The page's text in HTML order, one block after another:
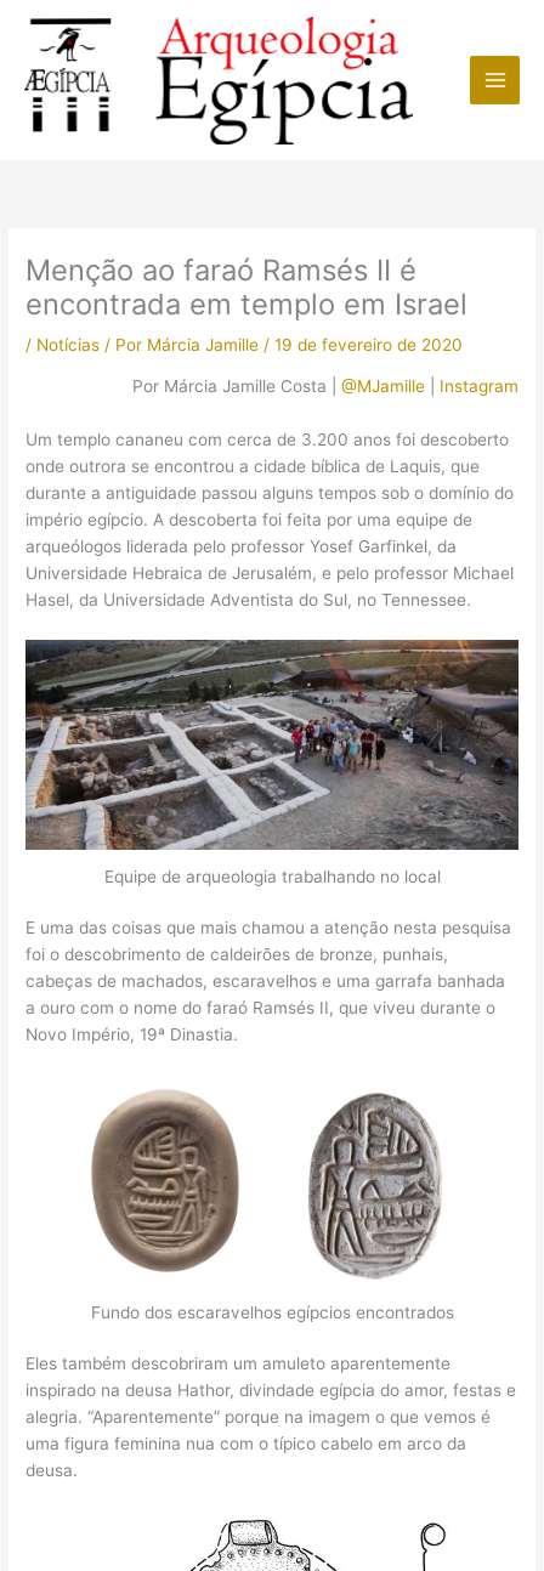
conteúdo
Menção ao faraó Ramsés II é
encontrada em templo em Israel
/ Notícias / Por Márcia Jamille /19 de fevereiro de 2020
Por Márcia Jamille Costa | @MJamille| Instagram
Um templo cananeu com cerca de 3.200 anos foi descoberto
onde outrora se encontrou a cidade bíblica de Laquis, que
durante a antiguidade passou alguns tempos sob o domínio do
império egípcio. A descoberta foi feita por uma equipe de
arqueólogos liderada pelo professor Yosef Garfinkel, da
Universidade Hebraica de Jerusalém, e pelo professor Michael
Hasel, da Universidade Adventista do Sul, no Tennessee.
Equipe de arqueologia trabalhando no local
E uma das coisas que mais chamou a atenção nesta pesquisa
foi o descobrimento de caldeirões de bronze, punhais,
cabeças de machados, escaravelhos e uma garrafa banhada
a ouro com o nome do faraó Ramsés II, que viveu durante o
Novo Império, 19ª Dinastia.
Fundo dos escaravelhos egípcios encontrados
Eles também descobriram um amuleto aparentemente
inspirado na deusa Hathor, divindade egípcia do amor, festas e
alegria. “Aparentemente” porque na imagem o que vemos é
uma figura feminina nua com o típico cabelo em arco da
deusa.